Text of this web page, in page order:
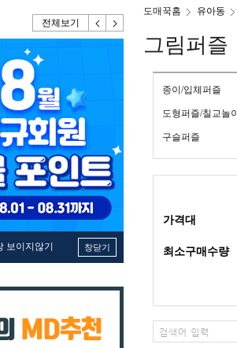
전체보기
보이지않기 창닫기
도매꾹홈 유아동
그림퍼즐
종이/입체퍼즐
도형퍼즐/칠교놀이
구슬퍼즐
가격대
최소구매수량